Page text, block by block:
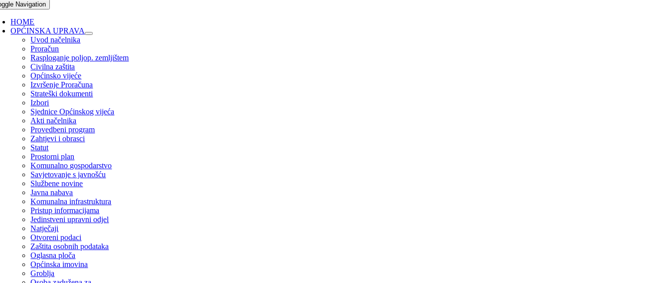
Navigation
HOME
OPĆINSKA UPRAVA
Uvod načelnika
Proračun
Rasploganje poljop. zemljištem
Civilna zaštita
Općinsko vijeće
Izvršenje Proračuna
Strateški dokumenti
Izbori
Sjednice Općinskog vijeća
Akti načelnika
Provedbeni program
Zahtjevi i obrasci
Statut
Prostorni plan
Komunalno gospodarstvo
Savjetovanje s javnošću
Službene novine
Javna nabava
Komunalna infrastruktura
Pristup informacijama
Jedinstveni upravni odjel
Natječaji
Otvoreni podaci
Zaštita osobnih podataka
Oglasna ploča
Općinska imovina
Groblja